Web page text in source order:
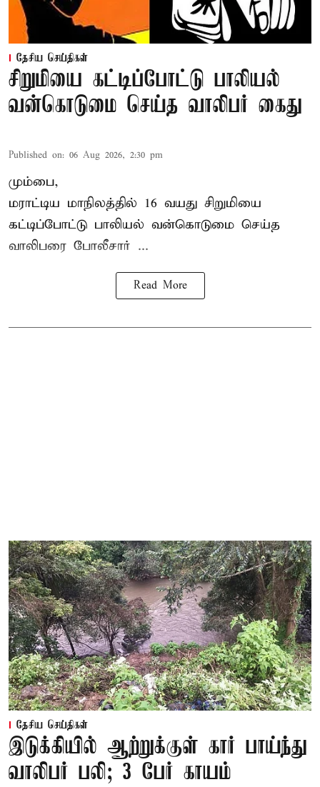
தேசிய செய்திகள்
சிறுமியை கட்டிப்போட்டு பாலியல்
வன்கொடுமை செய்த வாலிபர் கைது
Published on: 06 Aug 2026, 2:30 pm
மும்பை,
மராட்டிய மாநிலத்தில் 16 வயது சிறுமியை
கட்டிப்போட்டு பாலியல் வன்கொடுமை செய்த
வாலிபரை போலீசார் ...
Read More
தேசிய செய்திகள்
இடுக்கியில் ஆற்றுக்குள் கார் பாய்ந்து
வாலிபர் பலி; 3 பேர் காயம்